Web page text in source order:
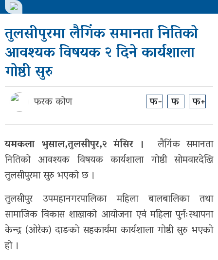
समाचार
राजनीती
समाज
विचार
अन्तर्वार्ता
खेल
अन्तरास्ट्रिय
सूचना-
प्रबिधि
तुलसीपुरमा लैगिंक समानता नितिको
आवश्यक विषयक २ दिने कार्यशाला
गोष्ठी सुरु
फरक कोण फ- फ फ+
यमकला भुसाल,तुलसीपुर,२ मंसिर ।लैगिंक समानता
नितिको आवश्यक विषयक कार्यशाला गोष्ठी सोमवारदेखि
तुलसीपुरमा सुरु भएको छ ।
तुलसीपुर उपमहानगरपालिका महिला बालबालिका तथा
सामाजिक विकास शाखाको आयोजना एवं महिला पुर्नःस्थापना
केन्द्र (ओरेक) दाङको सहकार्यमा कार्यशाला गोष्ठी सुरु भएको
हो ।